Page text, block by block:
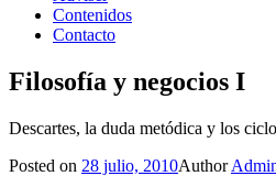
Contenidos
Contacto
Filosofía y negocios I
Descartes, la duda metódica y los
Posted on 28 julio, 2010Author